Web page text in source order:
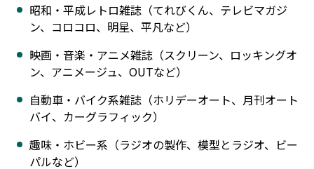
昭和・平成レトロ雑誌（てれびくん、テレビマガジ
ン、コロコロ、明星、平凡など）
映画・音楽・アニメ雑誌（スクリーン、ロッキングオ
ン、アニメージュ、OUTなど）
自動車・バイク系雑誌（ホリデーオート、月刊オート
バイ、カーグラフィック）
趣味・ホビー系（ラジオの製作、模型とラジオ、ビー
パルなど）